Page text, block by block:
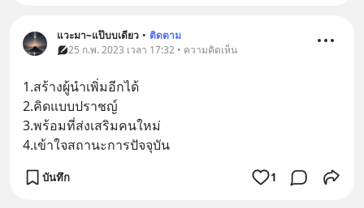
แวะมา~แป๊บบเดียว • ติดตาม
25 ก.พ. 2023 เวลา 17:32 • ความคิดเห็น
1.สร้างผู้นำเพิ่มอีกได้
2.คิดแบบปราชญ์
3.พร้อมที่ส่งเสริมคนใหม่
4.เข้าใจสถานะการปัจจุบัน
บันทึก 1